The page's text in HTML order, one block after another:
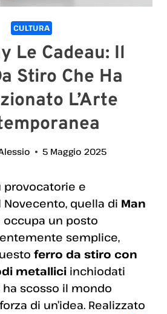
CULTURA
Le Cadeau: Il
Stiro Che Ha
L’Arte
5 Maggio 2025
provocatorie e
quella di Man
occupa un posto
semplice,
ferro da stiro con
metallici inchiodati
scosso il mondo
di un’idea. Realizzato